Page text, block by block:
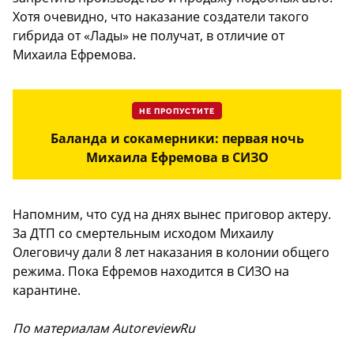
Хотя очевидно, что наказание создатели такого
гибрида от «Лады» не получат, в отличие от
Михаила Ефремова.
НЕ ПРОПУСТИТЕ
Баланда и сокамерники: первая ночь
Михаила Ефремова в СИЗО
Напомним, что суд на днях вынес приговор актеру.
За ДТП со смертельным исходом Михаилу
Олеговичу дали 8 лет наказания в колонии общего
режима. Пока Ефремов находится в СИЗО на
карантине.
По материалам AutoreviewRu